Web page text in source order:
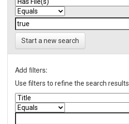
Start a new search
Add filters:
Use filters to refine the search results.